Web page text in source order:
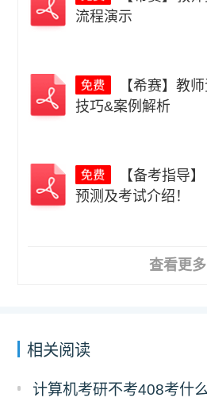
流程演示
技巧&案例解析
预测及考试介绍！
查看更多
相关阅读